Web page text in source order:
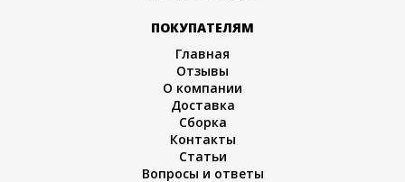
ПОКУПАТЕЛЯМ
Главная
Отзывы
О компании
Доставка
Сборка
Контакты
Статьи
Вопросы и ответы